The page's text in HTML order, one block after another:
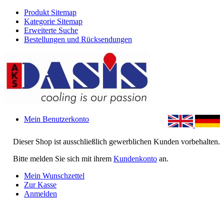
Produkt Sitemap
Kategorie Sitemap
Erweiterte Suche
Bestellungen und Rücksendungen
Dieser Shop ist ausschließlich gewerblichen Kunden vorbehalten.
Bitte melden Sie sich mit ihrem Kundenkonto an.
Mein Benutzerkonto
Mein Wunschzettel
Zur Kasse
Anmelden